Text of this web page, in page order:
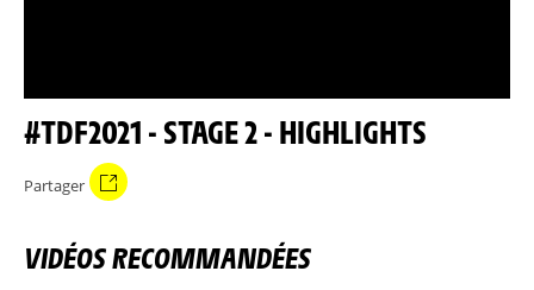
#TDF2021 - STAGE 2 - HIGHLIGHTS
Partager
VIDÉOS RECOMMANDÉES